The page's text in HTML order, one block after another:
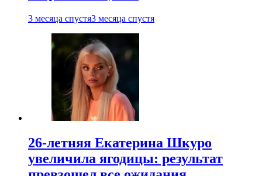
3 месяца спустя3 месяца спустя
26-летняя Екатерина Шкуро
увеличила ягодицы: результат